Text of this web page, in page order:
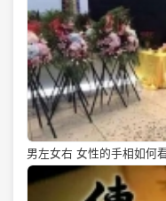
男左女右 女性的手相如何